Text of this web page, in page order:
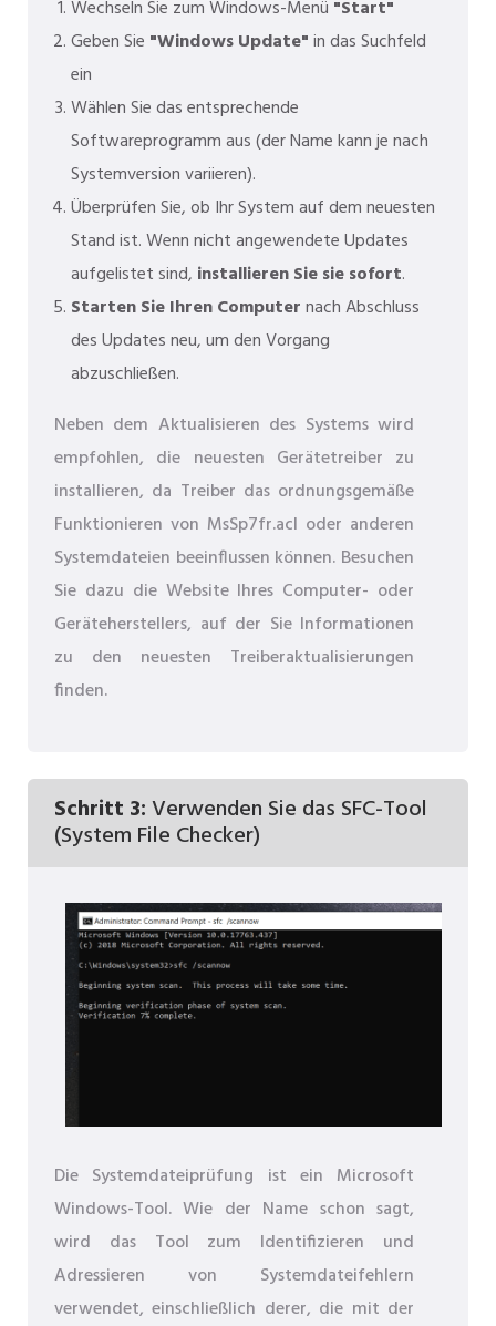
Wechseln Sie zum Windows-Menü "Start"
Geben Sie "Windows Update"in das Suchfeld
ein
Wählen Sie das entsprechende
Softwareprogramm aus (der Name kann je nach
Systemversion variieren).
Überprüfen Sie, ob Ihr System auf dem neuesten
Stand ist. Wenn nicht angewendete Updates
aufgelistet sind, installieren Sie sie sofort.
Starten Sie Ihren Computernach Abschluss
des Updates neu, um den Vorgang
abzuschließen.
Neben dem Aktualisieren des Systems wird
empfohlen, die neuesten Gerätetreiber zu
installieren, da Treiber das ordnungsgemäße
Funktionieren von MsSp7fr.acl oder anderen
Systemdateien beeinflussen können. Besuchen
Sie dazu die Website Ihres Computer- oder
Geräteherstellers, auf der Sie Informationen
zu den neuesten Treiberaktualisierungen
finden.
Schritt 3:Verwenden Sie das SFC-Tool
(System File Checker)
Die Systemdateiprüfung ist ein Microsoft
Windows-Tool. Wie der Name schon sagt,
wird das Tool zum Identifizieren und
Adressieren von Systemdateifehlern
verwendet, einschließlich derer, die mit der